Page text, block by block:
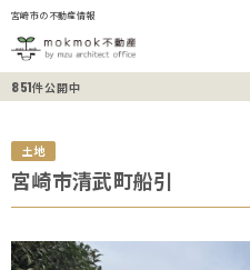
宮崎市の不動産情報
851件公開中
土地
宮崎市清武町船引